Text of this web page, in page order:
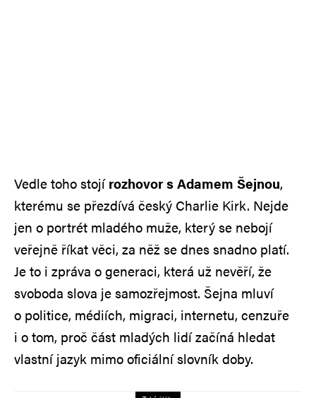
Vedle toho stojírozhovor s Adamem Šejnou,
kterému se přezdívá český Charlie Kirk. Nejde
jen o portrét mladého muže, který se nebojí
veřejně říkat věci, za něž se dnes snadno platí.
Je to i zpráva o generaci, která už nevěří, že
svoboda slova je samozřejmost. Šejna mluví
o politice, médiích, migraci, internetu, cenzuře
i o tom, proč část mladých lidí začíná hledat
vlastní jazyk mimo oficiální slovník doby.